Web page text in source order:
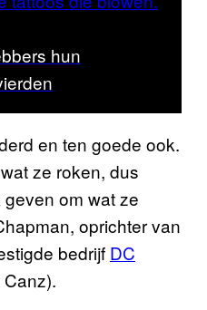
hun
en ten goede ook.
ze roken, dus
om wat ze
oprichter van
bedrijf DC